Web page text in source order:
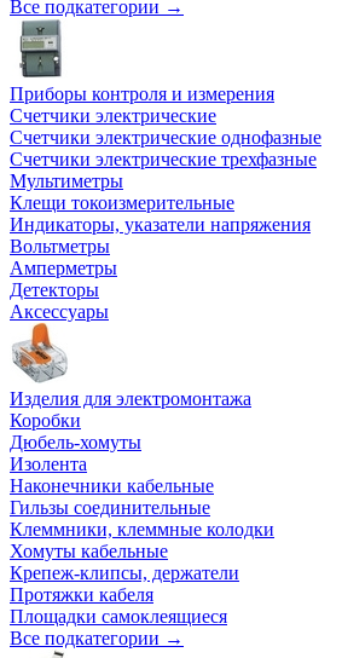
Все подкатегории →
Приборы контроля и измерения
Счетчики электрические
Счетчики электрические однофазные
Счетчики электрические трехфазные
Мультиметры
Клещи токоизмерительные
Индикаторы, указатели напряжения
Вольтметры
Амперметры
Детекторы
Аксессуары
Изделия для электромонтажа
Коробки
Дюбель-хомуты
Изолента
Наконечники кабельные
Гильзы соединительные
Клеммники, клеммные колодки
Хомуты кабельные
Крепеж-клипсы, держатели
Протяжки кабеля
Площадки самоклеящиеся
Все подкатегории →